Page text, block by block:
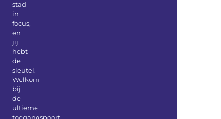
stad
in
focus,
en
jij
hebt
de
sleutel.
Welkom
bij
de
ultieme
toegangspoort